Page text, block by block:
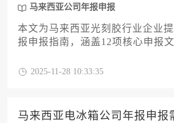
马来西亚公司年报申报
本文为马来西亚光刻胶行业企业
报申报指南，涵盖12项核心申报
则、股东信息更新准则以及行业
2025-11-28 10:33:35
马来西亚电冰箱公司年报申报